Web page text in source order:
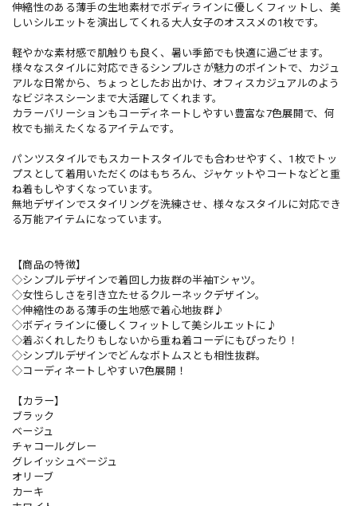
伸縮性のある薄手の生地素材でボディラインに優しくフィットし、美
しいシルエットを演出してくれる大人女子のオススメの1枚です。
軽やかな素材感で肌触りも良く、暑い季節でも快適に過ごせます。
様々なスタイルに対応できるシンプルさが魅力のポイントで、カジュ
アルな日常から、ちょっとしたお出かけ、オフィスカジュアルのよう
なビジネスシーンまで大活躍してくれます。
カラーバリーションもコーディネートしやすい豊富な7色展開で、何
枚でも揃えたくなるアイテムです。
パンツスタイルでもスカートスタイルでも合わせやすく、1枚でトッ
プスとして着用いただくのはもちろん、ジャケットやコートなどと重
ね着もしやすくなっています。
無地デザインでスタイリングを洗練させ、様々なスタイルに対応でき
る万能アイテムになっています。
【商品の特徴】
◇シンプルデザインで着回し力抜群の半袖Tシャツ。
◇女性らしさを引き立たせるクルーネックデザイン。
◇伸縮性のある薄手の生地感で着心地抜群♪
◇ボディラインに優しくフィットして美シルエットに♪
◇着ぶくれしたりもしないから重ね着コーデにもぴったり！
◇シンプルデザインでどんなボトムスとも相性抜群。
◇コーディネートしやすい7色展開！
【カラー】
ブラック
ベージュ
チャコールグレー
グレイッシュベージュ
オリーブ
カーキ